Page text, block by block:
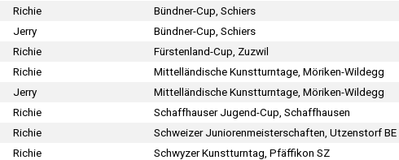
Richie Bündner-Cup, Schiers
Jerry Bündner-Cup, Schiers
Richie Fürstenland-Cup, Zuzwil
Richie Mittelländische Kunstturntage, Möriken-Wildegg
Jerry Mittelländische Kunstturntage, Möriken-Wildegg
Richie Schaffhauser Jugend-Cup, Schaffhausen
Richie Schweizer Juniorenmeisterschaften, Utzenstorf BE
Richie Schwyzer Kunstturntag, Pfäffikon SZ